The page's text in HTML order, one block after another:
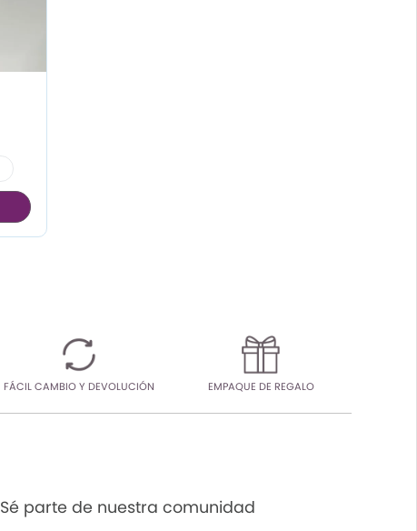
FÁCIL CAMBIO Y DEVOLUCIÓN EMPAQUE DE REGALO
Sé parte de nuestra comunidad